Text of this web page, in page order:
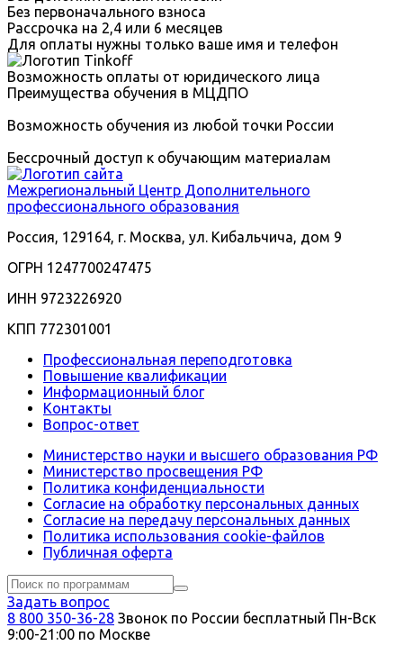
Без первоначального взноса
Рассрочка на 2,4 или 6 месяцев
Для оплаты нужны только ваше имя и телефон
Возможность оплаты от юридического лица
Преимущества обучения в МЦДПО
Возможность обучения из любой точки России
Бессрочный доступ к обучающим материалам
Межрегиональный Центр Дополнительного
профессионального образования
Россия, 129164, г. Москва, ул. Кибальчича, дом 9
ОГРН 1247700247475
ИНН 9723226920
КПП 772301001
Профессиональная переподготовка
Повышение квалификации
Информационный блог
Контакты
Вопрос-ответ
Министерство науки и высшего образования РФ
Министерство просвещения РФ
Политика конфиденциальности
Согласие на обработку персональных данных
Согласие на передачу персональных данных
Политика использования сookie-файлов
Публичная оферта
Задать вопрос
8 800 350-36-28 Звонок по России бесплатный Пн-Вск
9:00-21:00 по Москве